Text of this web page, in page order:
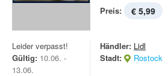
Preis: € 5,99
Leider verpasst!
Gültig: 10.06. -
13.06.
Händler: Lidl
Stadt:
Rostock